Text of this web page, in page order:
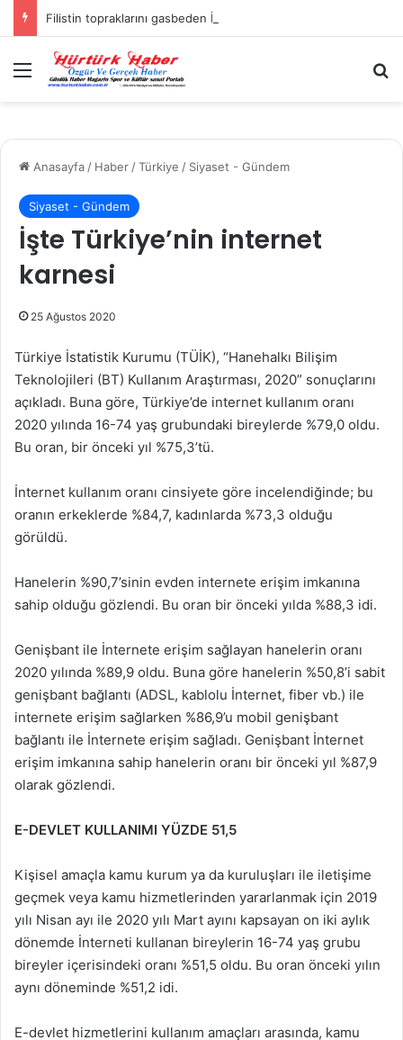
Menü
Anasayfa / Haber /Türkiye / Siyaset - Gündem
Siyaset - Gündem
İşte Türkiye’nin internet
karnesi
25 Ağustos 2020
Türkiye İstatistik Kurumu (TÜİK), “Hanehalkı Bilişim
Teknolojileri (BT) Kullanım Araştırması, 2020” sonuçlarını
açıkladı. Buna göre, Türkiye’de internet kullanım oranı
2020 yılında 16-74 yaş grubundaki bireylerde %79,0 oldu.
Bu oran, bir önceki yıl %75,3’tü.
İnternet kullanım oranı cinsiyete göre incelendiğinde; bu
oranın erkeklerde %84,7, kadınlarda %73,3 olduğu
görüldü.
Hanelerin %90,7’sinin evden internete erişim imkanına
sahip olduğu gözlendi. Bu oran bir önceki yılda %88,3 idi.
Genişbant ile İnternete erişim sağlayan hanelerin oranı
2020 yılında %89,9 oldu. Buna göre hanelerin %50,8’i sabit
genişbant bağlantı (ADSL, kablolu İnternet, fiber vb.) ile
internete erişim sağlarken %86,9’u mobil genişbant
bağlantı ile İnternete erişim sağladı. Genişbant İnternet
erişim imkanına sahip hanelerin oranı bir önceki yıl %87,9
olarak gözlendi.
E-DEVLET KULLANIMI YÜZDE 51,5
Kişisel amaçla kamu kurum ya da kuruluşları ile iletişime
geçmek veya kamu hizmetlerinden yararlanmak için 2019
yılı Nisan ayı ile 2020 yılı Mart ayını kapsayan on iki aylık
dönemde İnterneti kullanan bireylerin 16-74 yaş grubu
bireyler içerisindeki oranı %51,5 oldu. Bu oran önceki yılın
aynı döneminde %51,2 idi.
E-devlet hizmetlerini kullanım amaçları arasında, kamu